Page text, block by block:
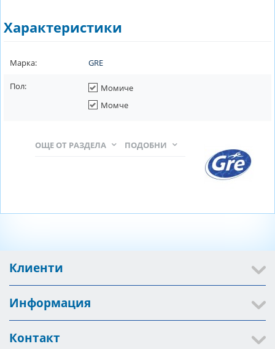
Характеристики
Марка: GRE
Пол:
Момиче
Момче
ПОДОБНИ
ОЩЕ ОТ РАЗДЕЛА
Клиенти
Информация
Контакт